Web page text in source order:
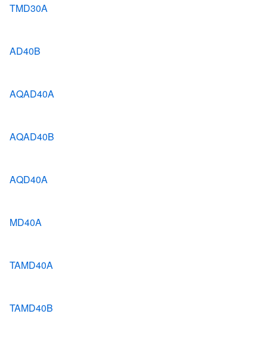
TMD30A
AD40B
AQAD40A
AQAD40B
AQD40A
MD40A
TAMD40A
TAMD40B